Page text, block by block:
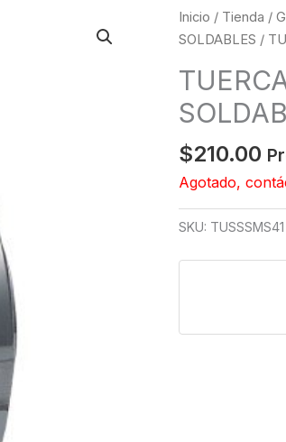
Inicio / Tienda /
SOLDABLES /
$210.00
Agotado,
SKU: TUSSSMS41